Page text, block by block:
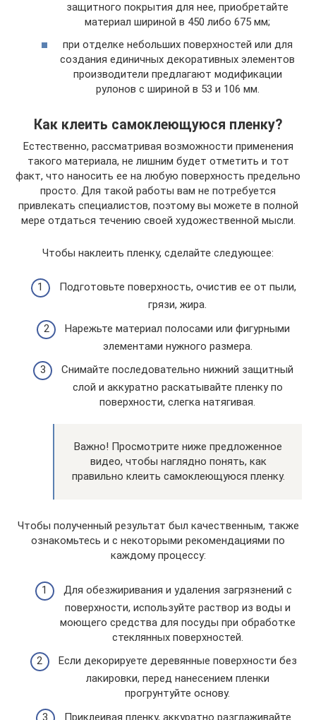
защитного покрытия для нее, приобретайте
материал шириной в 450 либо 675 мм;
при отделке небольших поверхностей или для
создания единичных декоративных элементов
производители предлагают модификации
рулонов с шириной в 53 и 106 мм.
Как клеить самоклеющуюся пленку?
Естественно, рассматривая возможности применения
такого материала, не лишним будет отметить и тот
факт, что наносить ее на любую поверхность предельно
просто. Для такой работы вам не потребуется
привлекать специалистов, поэтому вы можете в полной
мере отдаться течению своей художественной мысли.
Чтобы наклеить пленку, сделайте следующее:
Подготовьте поверхность, очистив ее от пыли,
грязи, жира.
Нарежьте материал полосами или фигурными
элементами нужного размера.
Снимайте последовательно нижний защитный
слой и аккуратно раскатывайте пленку по
поверхности, слегка натягивая.
Важно! Просмотрите ниже предложенное
видео, чтобы наглядно понять, как
правильно клеить самоклеющуюся пленку.
Чтобы полученный результат был качественным, также
ознакомьтесь и с некоторыми рекомендациями по
каждому процессу:
Для обезжиривания и удаления загрязнений с
поверхности, используйте раствор из воды и
моющего средства для посуды при обработке
стеклянных поверхностей.
Если декорируете деревянные поверхности без
лакировки, перед нанесением пленки
прогрунтуйте основу.
Приклеивая пленку, аккуратно разглаживайте